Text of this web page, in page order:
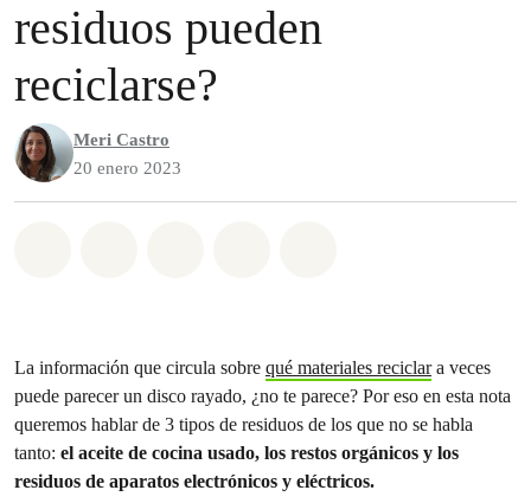
residuos pueden
reciclarse?
Meri Castro
20 enero 2023
La información que circula sobre qué materiales reciclara veces
puede parecer un disco rayado, ¿no te parece? Por eso en esta nota
queremos hablar de 3 tipos de residuos de los que no se habla
tanto: el aceite de cocina usado, los restos orgánicos y los
residuos de aparatos electrónicos y eléctricos.